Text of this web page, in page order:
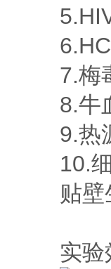
7.梅
8.牛
9.热
10.
贴
实验